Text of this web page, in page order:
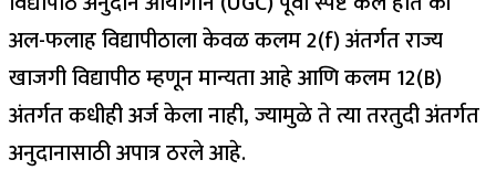
अल-फलाह विद्यापीठाला केवळ कलम 2(f) अंतर्गत राज्य
खाजगी विद्यापीठ म्हणून मान्यता आहे आणि कलम 12(B)
अंतर्गत कधीही अर्ज केला नाही, ज्यामुळे ते त्या तरतुदी अंतर्गत
अनुदानासाठी अपात्र ठरले आहे.